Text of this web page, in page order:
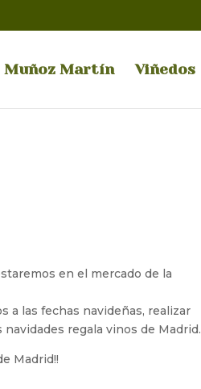
Viñedos
en el mercado de la
a las fechas navideñas, realizar
regala vinos de Madrid.
Madrid!!